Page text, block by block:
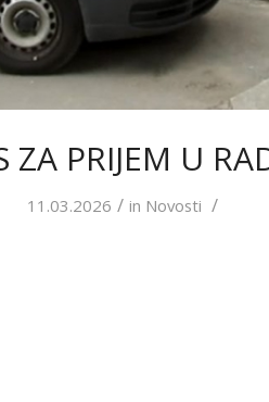
ZA PRIJEM U
11.03.2026 / in Novosti /